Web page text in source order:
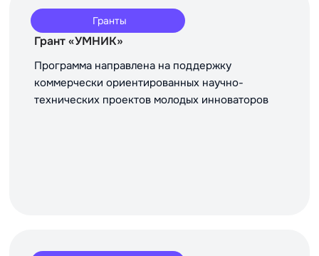
Гранты
Грант «УМНИК»
Программа направлена на поддержку
коммерчески ориентированных научно-
технических проектов молодых инноваторов